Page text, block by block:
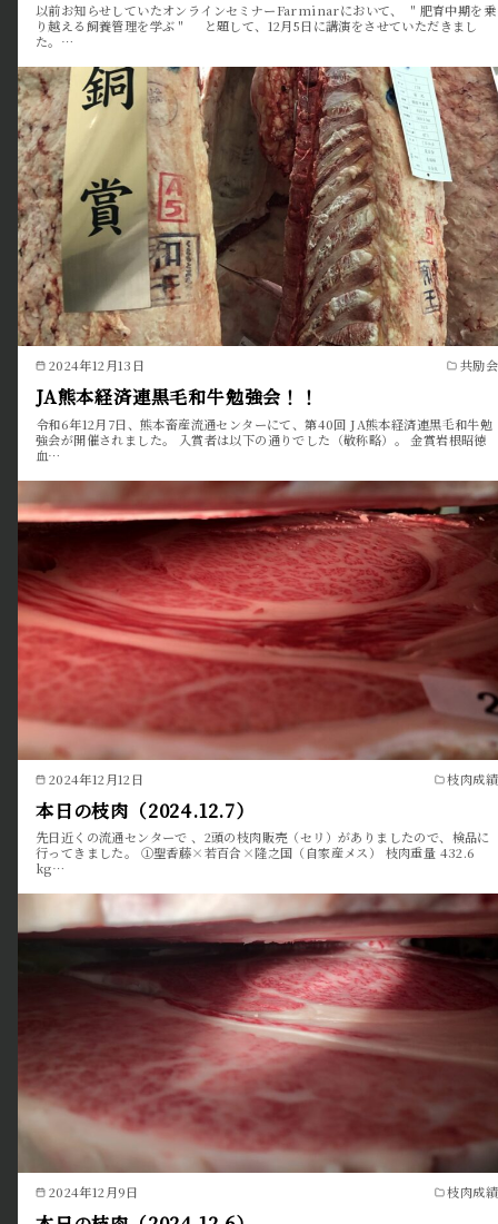
以前お知らせしていたオンラインセミナーFarminarにおいて、 ＂肥育中期を乗
り越える飼養管理を学ぶ＂ と題して、12月5日に講演をさせていただきまし
た。…
2024年12月13日 共励会
JA熊本経済連黒毛和牛勉強会！！
令和6年12月7日、熊本畜産流通センターにて、第40回 JA熊本経済連黒毛和牛勉
強会が開催されました。 入賞者は以下の通りでした（敬称略）。 金賞岩根昭徳
血…
2024年12月12日 枝肉成績
本日の枝肉（2024.12.7）
先日近くの流通センターで 、2頭の枝肉販売（セリ）がありましたので、検品に
行ってきました。 ①聖香藤×若百合×隆之国（自家産メス） 枝肉重量 432.6
kg…
2024年12月9日 枝肉成績